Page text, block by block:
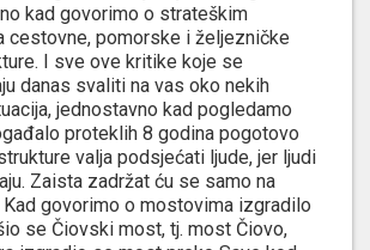
kad govorimo o strateškim
cestovne, pomorske i željezničke
I sve ove kritike koje se
danas svaliti na vas oko nekih
jednostavno kad pogledamo
proteklih 8 godina pogotovo
valja podsjećati ljude, jer ljudi
Zaista zadržat ću se samo na
govorimo o mostovima izgradilo
se Čiovski most, tj. most Čiovo,